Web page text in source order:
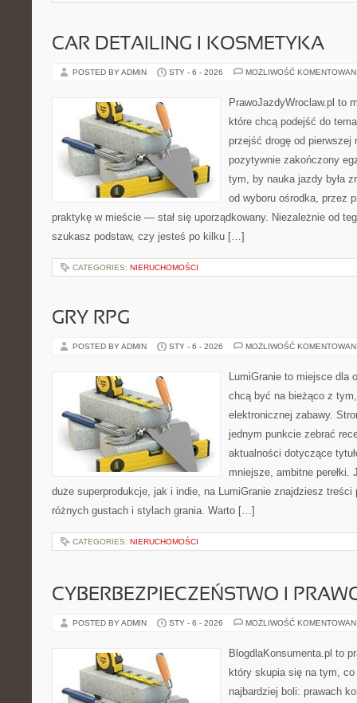
CAR DETAILING I KOSMETYKA
POSTED BY ADMIN STY - 6 - 2026 MOŻLIWOŚĆ
PrawoJazdyWroclaw.pl to
które chcą podejść do
przejść drogę od pierwszej
pozytywnie zakończony
tym, by nauka jazdy była
od wyboru ośrodka, przez
praktykę w mieście — stał się uporządkowany. Niezależnie od
szukasz podstaw, czy jesteś po kilku […]
CATEGORIES: NIERUCHOMOŚCI
GRY RPG
POSTED BY ADMIN STY - 6 - 2026 MOŻLIWOŚĆ
LumiGranie to miejsce dla
chcą być na bieżąco z
elektronicznej zabawy.
jednym punkcie zebrać
aktualności dotyczące
mniejsze, ambitne perełki.
duże superprodukcje, jak i indie, na LumiGranie znajdziesz
różnych gustach i stylach grania. Warto […]
CATEGORIES: NIERUCHOMOŚCI
CYBERBEZPIECZEŃSTWO I
POSTED BY ADMIN STY - 6 - 2026 MOŻLIWOŚĆ
BlogdlaKonsumenta.pl to
który skupia się na tym,
najbardziej boli: prawach